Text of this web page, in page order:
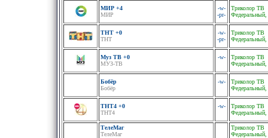
МИР +4
МИР
-w-
-pr-
Триколор ТВ
Федеральный,
ТНТ +0
ТНТ
-w-
-pr-
Триколор ТВ
Федеральный,
Муз ТВ +0
МУЗ-ТВ
-w-
Триколор ТВ
Федеральный,
Бобёр
Бобёр
-w-
Триколор ТВ
Федеральный,
ТНТ4 +0
ТНТ4
-w-
Триколор ТВ
Федеральный,
ТелеМаг
ТелеМаг
Триколор ТВ
Федеральный,